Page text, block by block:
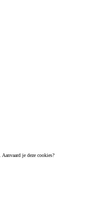
je deze cookies?